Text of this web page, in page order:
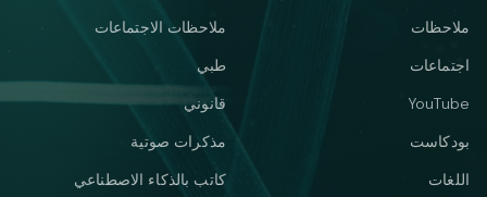
ملاحظات
اجتماعات
YouTube
بودكاست
اللغات
ملاحظات الاجتماعات
طبي
قانوني
مذكرات صوتية
كاتب بالذكاء الاصطناعي